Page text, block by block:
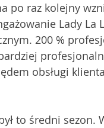
po raz kolejny
Lady
200 %
obsługi
to średni sezon.